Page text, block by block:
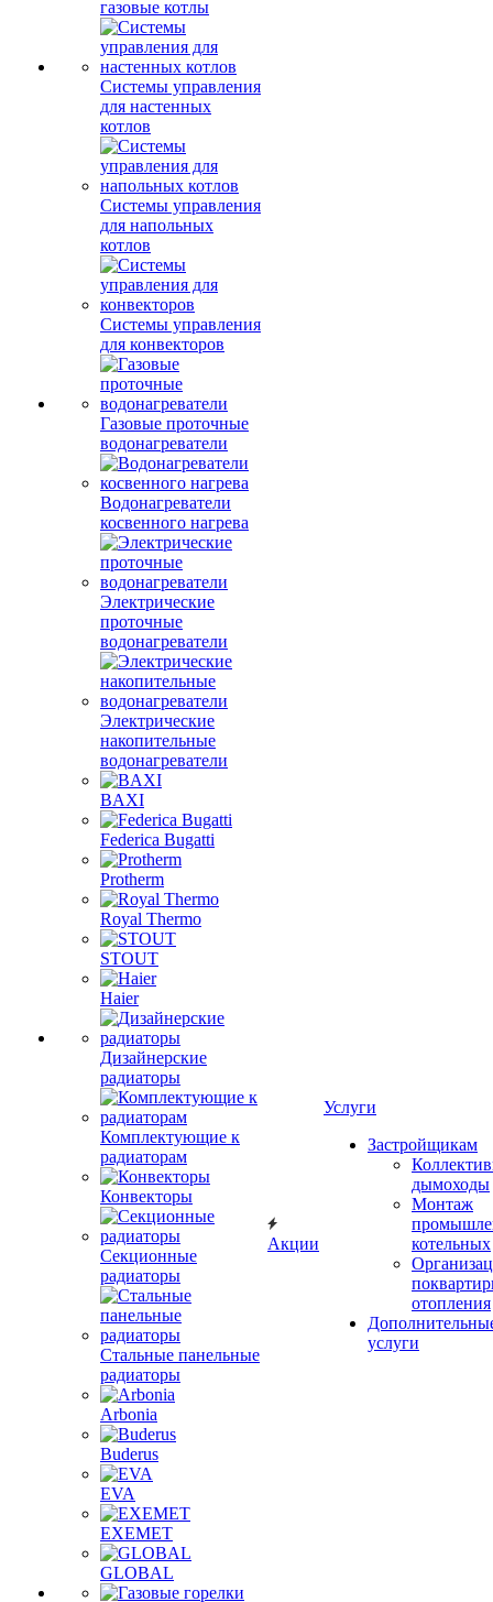
газовые котлы
Системы управления
для настенных
котлов
Системы управления
для напольных
котлов
Системы управления
для конвекторов
Газовые проточные
водонагреватели
Водонагреватели
косвенного нагрева
Электрические
проточные
водонагреватели
Электрические
накопительные
водонагреватели
BAXI
Federica Bugatti
Protherm
Royal Thermo
STOUT
Haier
Дизайнерские
радиаторы
Комплектующие к
радиаторам
Конвекторы
Секционные
радиаторы
Стальные панельные
радиаторы
Arbonia
Buderus
EVA
EXEMET
GLOBAL
Акции
Услуги
Застройщикам
дымоходы
Монтаж
котельных
отопления
услуги